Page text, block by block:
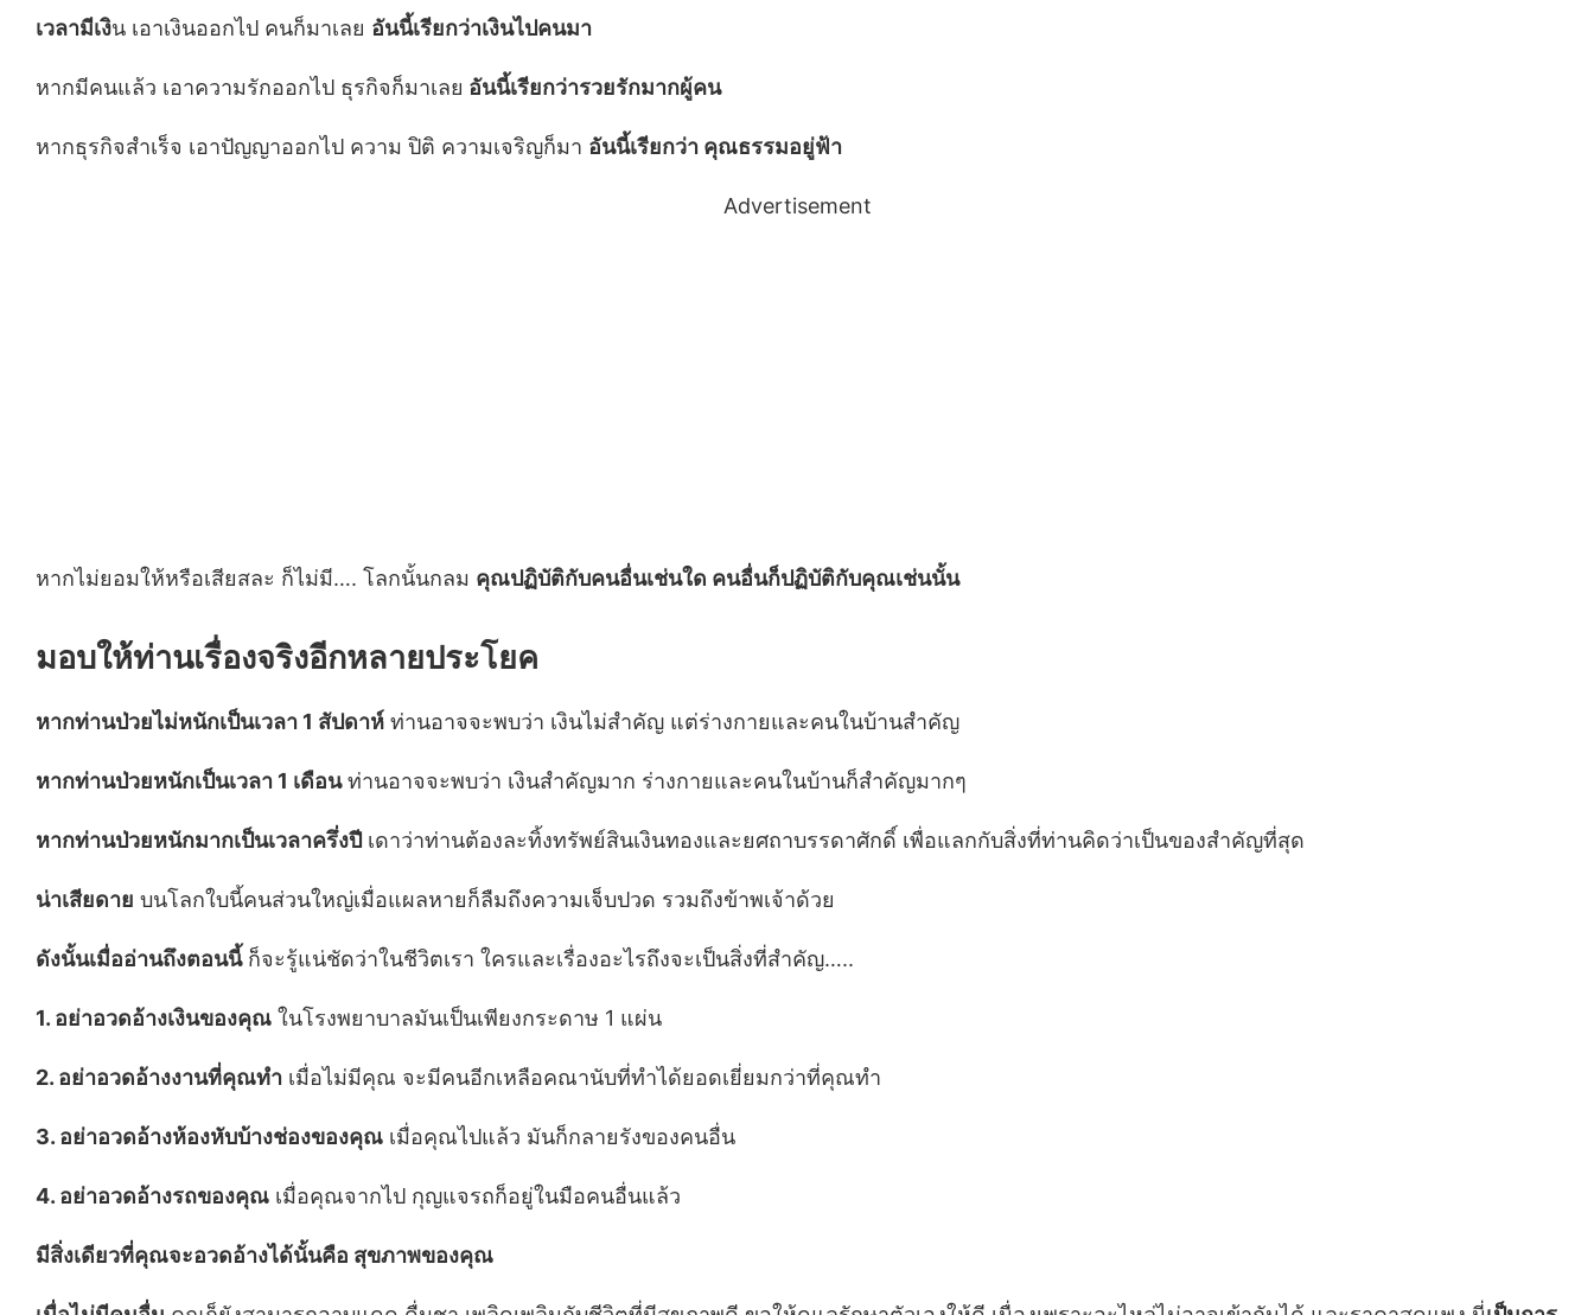
เวลามีเงิน เอาเงินออกไป คนก็มาเลย อันนี้เรียกว่าเงินไปคนมา
หากมีคนแล้ว เอาความรักออกไป ธุรกิจก็มาเลย อันนี้เรียกว่ารวยรักมากผู้คน
หากธุรกิจสำเร็จ เอาปัญญาออกไป ความ ปิติ ความเจริญก็มา อันนี้เรียกว่า คุณธรรมอยู่ฟ้า
Advertisement
หากไม่ยอมให้หรือเสียสละ ก็ไม่มี…. โลกนั้นกลม คุณปฏิบัติกับคนอื่นเช่นใด คนอื่นก็ปฏิบัติกับคุณเช่นนั้น
มอบให้ท่านเรื่องจริงอีกหลายประโยค
หากท่านป่วยไม่หนักเป็นเวลา 1 สัปดาห์ ท่านอาจจะพบว่า เงินไม่สำคัญ แต่ร่างกายและคนในบ้านสำคัญ
หากท่านป่วยหนักเป็นเวลา 1 เดือนท่านอาจจะพบว่า เงินสำคัญมาก ร่างกายและคนในบ้านก็สำคัญมากๆ
หากท่านป่วยหนักมากเป็นเวลาครึ่งปี เดาว่าท่านต้องละทิ้งทรัพย์สินเงินทองและยศถาบรรดาศักดิ์ เพื่อแลกกับสิ่งที่ท่านคิดว่าเป็นของสำคัญที่สุด
น่าเสียดาย บนโลกใบนี้คนส่วนใหญ่เมื่อแผลหายก็ลืมถึงความเจ็บปวด รวมถึงข้าพเจ้าด้วย
ดังนั้นเมื่ออ่านถึงตอนนี้ก็จะรู้แน่ชัดว่าในชีวิตเรา ใครและเรื่องอะไรถึงจะเป็นสิ่งที่สำคัญ…..
1. อย่าอวดอ้างเงินของคุณ ในโรงพยาบาลมันเป็นเพียงกระดาษ 1 แผ่น
2. อย่าอวดอ้างงานที่คุณทำ เมื่อไม่มีคุณ จะมีคนอีกเหลือคณานับที่ทำได้ยอดเยี่ยมกว่าที่คุณทำ
3. อย่าอวดอ้างห้องหับบ้างช่องของคุณ เมื่อคุณไปแล้ว มันก็กลายรังของคนอื่น
4. อย่าอวดอ้างรถของคุณ เมื่อคุณจากไป กุญแจรถก็อยู่ในมือคนอื่นแล้ว
มีสิ่งเดียวที่คุณจะอวดอ้างได้นั้นคือ สุขภาพของคุณ